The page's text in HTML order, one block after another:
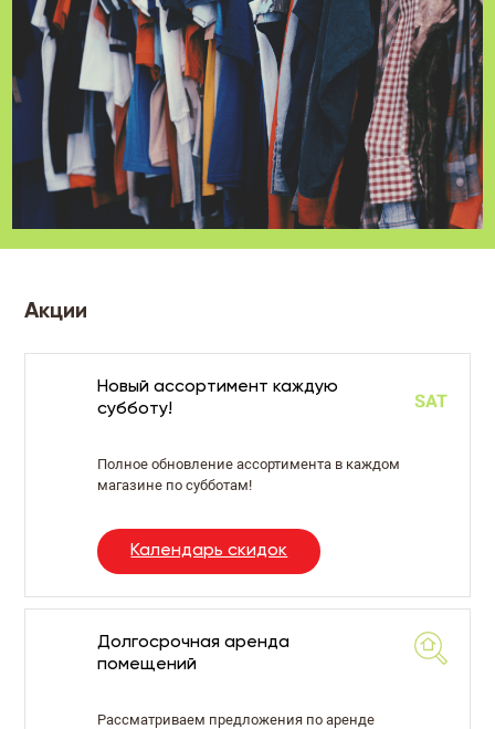
Акции
Новый ассортимент каждую
субботу!
Полное обновление ассортимента в каждом
магазине по субботам!
Календарь скидок
Долгосрочная аренда
помещений
Рассматриваем предложения по аренде